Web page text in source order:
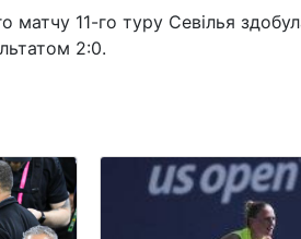
матчу 11-го туру Севілья
2:0.